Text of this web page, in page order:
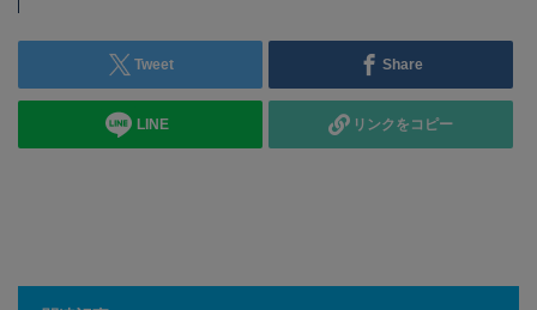
Tweet Share
LINE リンクをコピー